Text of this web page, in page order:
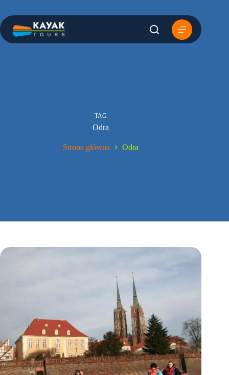
treści
TAG
Odra
Strona główna Odra